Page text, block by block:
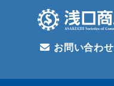
お問い合わせ